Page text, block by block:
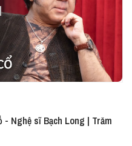
Nghệ sĩ Bạch Long | Trăm